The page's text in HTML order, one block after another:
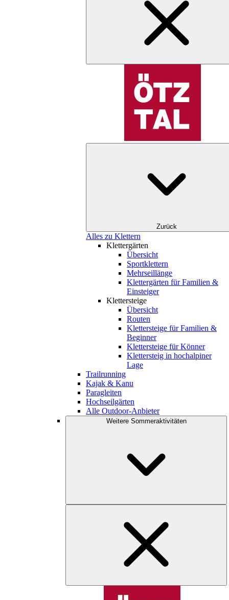
Zurück
Alles zu Klettern
Klettergärten
Übersicht
Sportklettern
Mehrseillänge
Klettergärten für Familien &
Einsteiger
Klettersteige
Übersicht
Routen
Klettersteige für Familien &
Beginner
Klettersteige für Könner
Klettersteig in hochalpiner
Lage
Trailrunning
Kajak & Kanu
Paragleiten
Hochseilgärten
Alle Outdoor-Anbieter
Weitere Sommeraktivitäten